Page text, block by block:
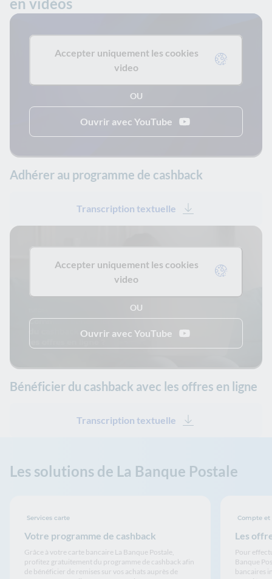
Accepter uniquement les cookies
video
OU
Ouvrir avec YouTube
Adhérer au programme de cashback
Transcription textuelle
Accepter uniquement les cookies
video
OU
Ouvrir avec YouTube
Bénéficier du cashback avec les offres en ligne
Transcription textuelle
Les solutions de La Banque Postale
Votre programme de cashback
Services carte
Grâce à votre carte bancaire La Banque Postale,
profitez gratuitement du programme de cashback afin
de bénéficier de remises sur vos achats auprès de
Les
Compte et
Pour
Banque
bancaires